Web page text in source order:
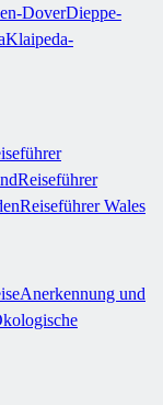
DoverDieppe-
Klaipeda-
Reiseführer
Reiseführer Wales
Anerkennung und